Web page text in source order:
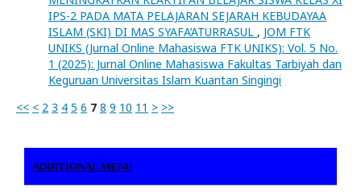
IPS-2 PADA MATA PELAJARAN SEJARAH KEBUDAYAA
ISLAM (SKI) DI MAS SYAFA’ATURRASUL , JOM FTK
UNIKS (Jurnal Online Mahasiswa FTK UNIKS): Vol. 5 No.
1 (2025): Jurnal Online Mahasiswa Fakultas Tarbiyah dan
Keguruan Universitas Islam Kuantan Singingi
<< < 2 3 4 5 6 7 8 9 10 11 > >>
ADDITIONAL MENU